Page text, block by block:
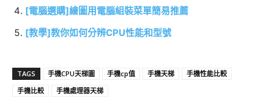
[電腦選購]繪圖用電腦組裝菜單簡易推薦
[教學]教你如何分辨CPU性能和型號
TAGS 手機CPU天梯圖 手機cp值 手機天梯
手機性能比較
手機比較
手機處理器天梯